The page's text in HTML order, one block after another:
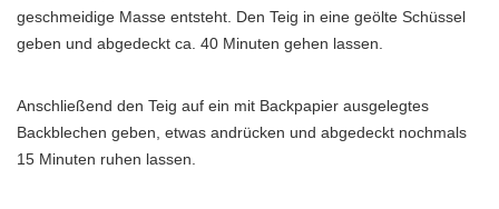
geschmeidige Masse entsteht. Den Teig in eine geölte Schüssel
geben und abgedeckt ca. 40 Minuten gehen lassen.
Anschließend den Teig auf ein mit Backpapier ausgelegtes
Backblechen geben, etwas andrücken und abgedeckt nochmals
15 Minuten ruhen lassen.